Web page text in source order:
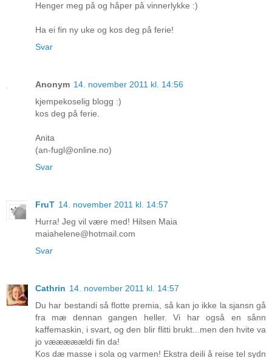
Henger meg på og håper på vinnerlykke :)
Ha ei fin ny uke og kos deg på ferie!
Svar
Anonym 14. november 2011 kl. 14:56
kjempekoselig blogg :)
kos deg på ferie.
Anita
(an-fugl@online.no)
Svar
FruT 14. november 2011 kl. 14:57
Hurra! Jeg vil være med! Hilsen Maia
maiahelene@hotmail.com
Svar
Cathrin 14. november 2011 kl. 14:57
Du har bestandi så flotte premia, så kan jo ikke la sjansn gå
fra mæ dennan gangen heller. Vi har også en sånn
kaffemaskin, i svart, og den blir flitti brukt...men den hvite va
jo vææææældi fin da!
Kos dæ masse i sola og varmen! Ekstra deili å reise tel sydn